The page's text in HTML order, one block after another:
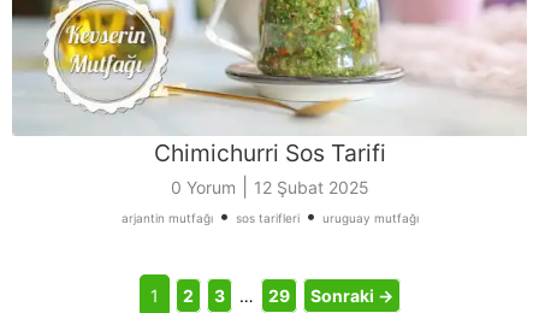
Chimichurri Sos Tarifi
0 Yorum 12 Şubat 2025
arjantin mutfağı• sos tarifleri• uruguay mutfağı
1 2 3 … 29 Sonraki →